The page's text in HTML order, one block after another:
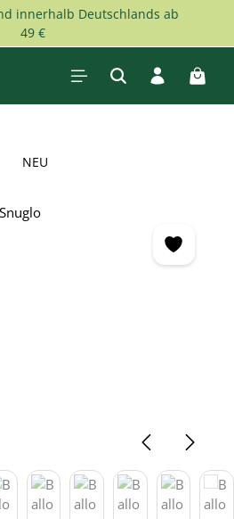
innerhalb Deutschlands ab
49 €
NEU